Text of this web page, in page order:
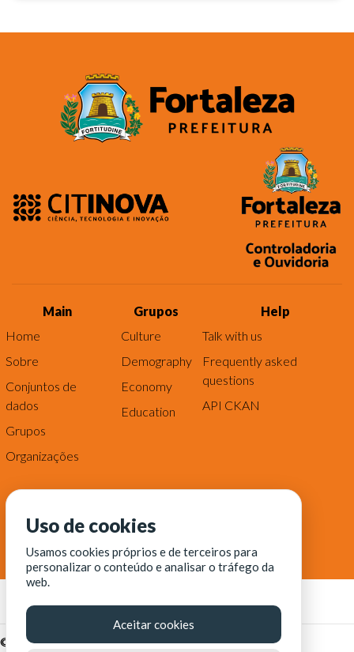
Main
Home
Sobre
Conjuntos de
dados
Grupos
Organizações
Grupos
Culture
Demography
Economy
Education
Help
Talk with us
Frequently asked
questions
API CKAN
© Fortaleza Digital || CITINOVA - Fundação de Ciência,
Uso de cookies
Usamos cookies próprios e de terceiros para
personalizar o conteúdo e analisar o tráfego da
web.
Aceitar cookies